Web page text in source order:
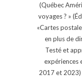
(Québec
voyages ? »
«Cartes
en plus de
Testé et
expériences
2017 et 2023)